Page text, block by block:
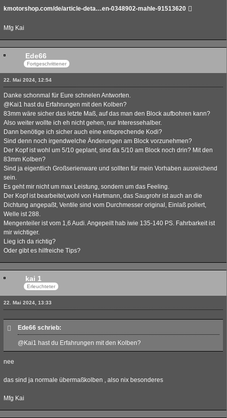
kmotorshop.com/de/article-deta…en-0348902-mahle-91513620
Mfg Kai
Ede66
Fortgeschrittener
22. Mai 2024, 12:54
Danke schonmal für Eure schnelen Antworten.
@Kai1 hast du Erfahrungen mit den Kolben?
83mm wäre sicher das letzte Maß, auf das man den Block aufbohren kann?
Also weiter wollte ich eh nicht gehen, nur Interessehalber.
Dann benötige ich sicher auch eine entsprechende Kodi?
Sind denn noch irgendwelche Änderungen am Block vorzunehmen?
Der Kopf ist wohl um 5/10 geplant, sind da 5/10 am Block noch drin? Mit den
83mm Kolben?
Sind ja eigentlich Großserienware und sollten für mein Vorhaben ausreichend
sein.
Es geht mir nicht um max Leistung, sondern um das Feeling.
Der Kopf ist bearbeitet,wohl von Hartmann, das Saugrohr ist auch an die
Dichtung angepaßt, Ventile sind vom Durchmesser original, Einlaß poliert,
Welle ist 288.
Mengenteiler ist vom 1,6 Audi. Angepeilt hab iwie 135-140 PS. Fahrbarkeit ist
mir wichtiger.
Lieg ich da richtig?
Oder gibt es hilfreiche Tips?
kai 1
Erleuchteter
22. Mai 2024, 13:33
Ede66 schrieb:
@Kai1 hast du Erfahrungen mit den Kolben?
nee
das sind ja normale übermaßkolben , also nix besonderes
Mfg Kai